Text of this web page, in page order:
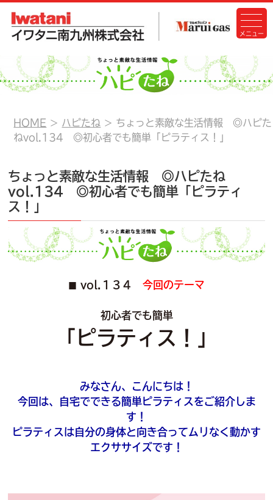
HOME ハピたね
ちょっと素敵な生活情報 ◎ハピた
ねvol.134 ◎初心者でも簡単「ピラティス！」
ちょっと素敵な生活情報 ◎ハピたね
vol.134 ◎初心者でも簡単「ピラティ
ス！」
vol.１３４ 今回のテーマ
初心者でも簡単
「ピラティス！」
みなさん、こんにちは！
今回は、自宅でできる簡単ピラティスをご紹介しま
す！
ピラティスは自分の身体と向き合ってムリなく動かす
エクササイズです！